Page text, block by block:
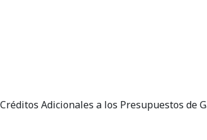
Adicionales a los Presupuestos de